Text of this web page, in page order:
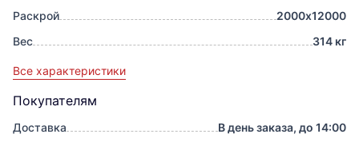
Раскрой
2000х12000
Вес
314 кг
Все характеристики
Покупателям
Доставка
В день заказа, до 14:00